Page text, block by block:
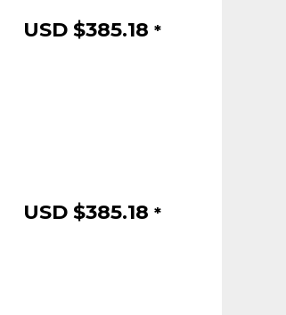
USD $385.18 *
USD $385.18 *